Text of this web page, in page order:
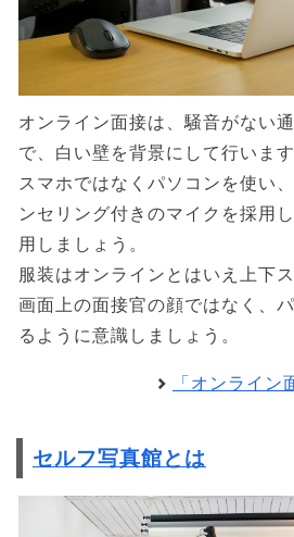
オンライン面接は、騒音がない
で、白い壁を背景にして行います
スマホではなくパソコンを使い
ンセリング付きのマイクを採用
用しましょう。
服装はオンラインとはいえ上下
画面上の面接官の顔ではなく、
るように意識しましょう。
「オンライン
セルフ写真館とは